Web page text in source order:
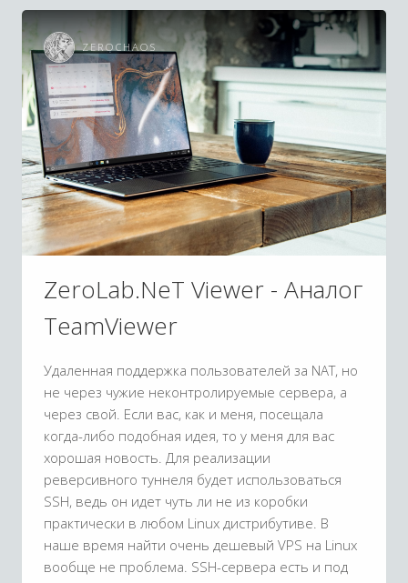
ZEROCHAOS
ZeroLab.NeT Viewer - Аналог
TeamViewer
Удаленная поддержка пользователей за NAT, но
не через чужие неконтролируемые сервера, а
через свой. Если вас, как и меня, посещала
когда-либо подобная идея, то у меня для вас
хорошая новость. Для реализации
реверсивного туннеля будет использоваться
SSH, ведь он идет чуть ли не из коробки
практически в любом Linux дистрибутиве. В
наше время найти очень дешевый VPS на Linux
вообще не проблема. SSH-сервера есть и под